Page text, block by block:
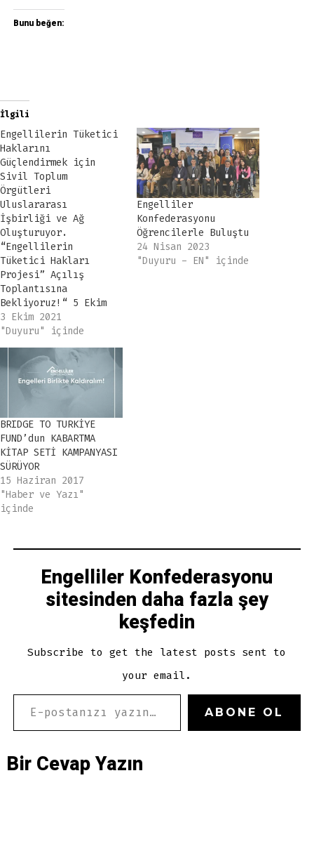
Bunu beğen:
İlgili
Engellilerin Tüketici
Haklarını
Güçlendirmek için
Sivil Toplum
Örgütleri
Uluslararası
İşbirliği ve Ağ
Oluşturuyor.
“Engellilerin
Tüketici Hakları
Projesi” Açılış
Toplantısına
Bekliyoruz!“ 5 Ekim
2021-Salı 15:00 Zoom
Uygulaması Açılış
toplantısı ZOOM
üzerinden
yapılacaktır ve
katılım 100 kişiyle
Toplantıya katılmak
için
senaykececi@gmail.com
adresinden başvuru
yapanlara zoom linki
gönderilecektir.
3 Ekim 2021
"Duyuru" içinde
Engelliler
Konfederasyonu
Öğrencilerle Buluştu
24 Nisan 2023
"Duyuru - EN" içinde
BRIDGE TO TURKİYE
FUND’dun KABARTMA
KİTAP SETİ KAMPANYASI
SÜRÜYOR
15 Haziran 2017
"Haber ve Yazı"
içinde
Engelliler Konfederasyonu
sitesinden daha fazla şey
keşfedin
Subscribe to get the latest posts sent to
your email.
E-POSTANIZI YAZIN…
ABONE OL
Bir Cevap Yazın